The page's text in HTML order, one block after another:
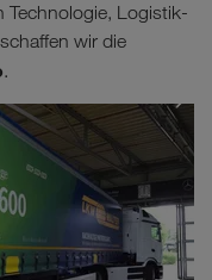
Technologie, Logistik-
wir die
.